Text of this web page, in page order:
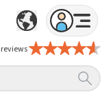
reviews